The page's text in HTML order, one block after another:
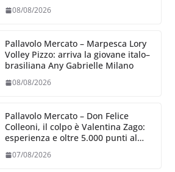
08/08/2026
Pallavolo Mercato – Marpesca Lory
Volley Pizzo: arriva la giovane italo–
brasiliana Any Gabrielle Milano
08/08/2026
Pallavolo Mercato – Don Felice
Colleoni, il colpo è Valentina Zago:
esperienza e oltre 5.000 punti al
07/08/2026